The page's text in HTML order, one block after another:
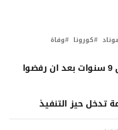
كورونا وفاة
القصرين: اختطف إبنهم ال 9 سنوات بعد ان رفضوا
تدخل حيز التنفيذ